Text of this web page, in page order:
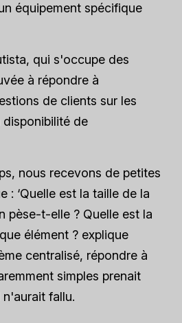
équipement spécifique
qui s'occupe des
à répondre à
de clients sur les
de
nous recevons de petites
: ‘Quelle est la taille de la
pèse-t-elle ? Quelle est la
élément ? explique
centralisé, répondre à
simples prenait
fallu.